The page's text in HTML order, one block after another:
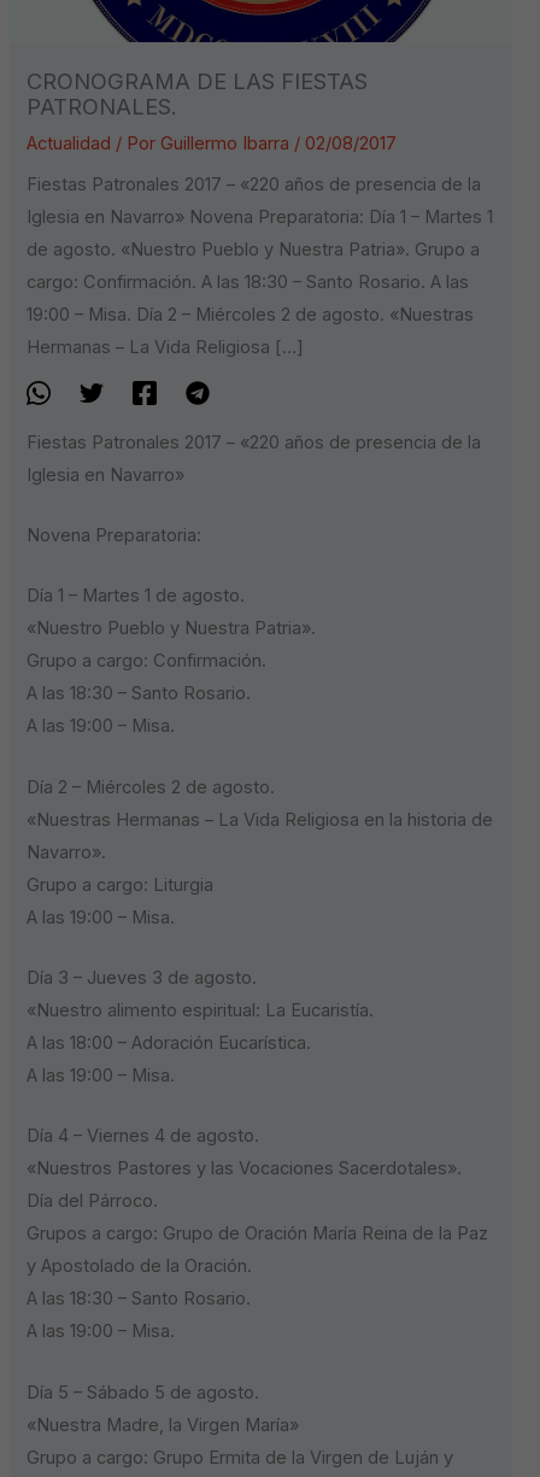
CRONOGRAMA DE LAS FIESTAS
PATRONALES.
Actualidad / Por Guillermo Ibarra / 02/08/2017
Fiestas Patronales 2017 – «220 años de presencia de la
Iglesia en Navarro» Novena Preparatoria: Día 1 – Martes 1
de agosto. «Nuestro Pueblo y Nuestra Patria». Grupo a
cargo: Confirmación. A las 18:30 – Santo Rosario. A las
19:00 – Misa. Día 2 – Miércoles 2 de agosto. «Nuestras
Hermanas – La Vida Religiosa […]
Fiestas Patronales 2017 – «220 años de presencia de la
Iglesia en Navarro»
Novena Preparatoria:
Día 1 – Martes 1 de agosto.
«Nuestro Pueblo y Nuestra Patria».
Grupo a cargo: Confirmación.
A las 18:30 – Santo Rosario.
A las 19:00 – Misa.
Día 2 – Miércoles 2 de agosto.
«Nuestras Hermanas – La Vida Religiosa en la historia de
Navarro».
Grupo a cargo: Liturgia
A las 19:00 – Misa.
Día 3 – Jueves 3 de agosto.
«Nuestro alimento espiritual: La Eucaristía.
A las 18:00 – Adoración Eucarística.
A las 19:00 – Misa.
Día 4 – Viernes 4 de agosto.
«Nuestros Pastores y las Vocaciones Sacerdotales».
Día del Párroco.
Grupos a cargo: Grupo de Oración María Reina de la Paz
y Apostolado de la Oración.
A las 18:30 – Santo Rosario.
A las 19:00 – Misa.
Día 5 – Sábado 5 de agosto.
«Nuestra Madre, la Virgen María»
Grupo a cargo: Grupo Ermita de la Virgen de Luján y